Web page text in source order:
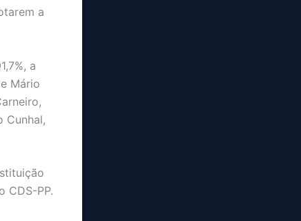
a
a
Mário
Cunhal,
CDS-PP.